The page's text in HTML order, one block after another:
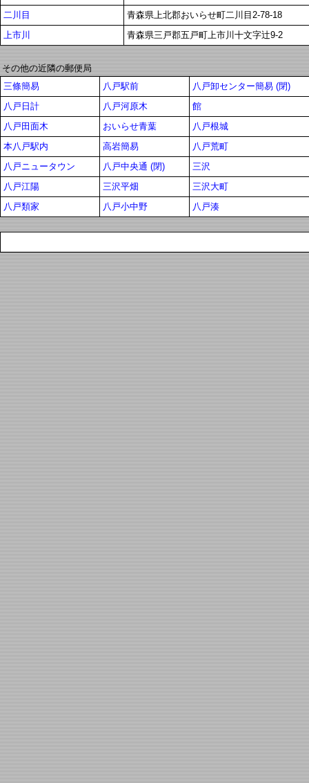
二川目
青森県上北郡おいらせ町二川目2-78-18
上市川
青森県三戸郡五戸町上市川十文字辻9-2
その他の近隣の郵便局
三條簡易
八戸駅前
八戸卸センター簡易 (閉)
八戸日計
八戸河原木
館
八戸田面木
おいらせ青葉
八戸根城
本八戸駅内
高岩簡易
八戸荒町
八戸ニュータウン
八戸中央通 (閉)
三沢
八戸江陽
三沢平畑
三沢大町
八戸類家
八戸小中野 八戸湊